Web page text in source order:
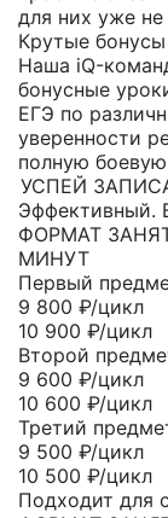
для них уже не
Крутые бонусы
Наша iQ-
бонусные
ЕГЭ по
уверенности
полную боевую
УСПЕЙ
Эффективный.
ФОРМАТ
МИНУТ
Первый
9 800 ₽/цикл
10 900 ₽/цикл
Второй
9 600 ₽/цикл
10 600 ₽/цикл
Третий
9 500 ₽/цикл
10 500 ₽/цикл
Подходит для